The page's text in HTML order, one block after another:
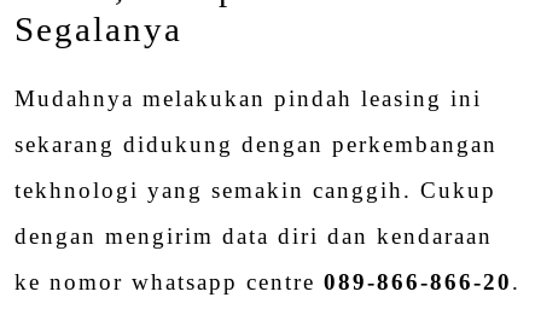
Segalanya
Mudahnya melakukan pindah leasing ini
sekarang didukung dengan perkembangan
tekhnologi yang semakin canggih. Cukup
dengan mengirim data diri dan kendaraan
ke nomor whatsapp centre 089-866-866-20.